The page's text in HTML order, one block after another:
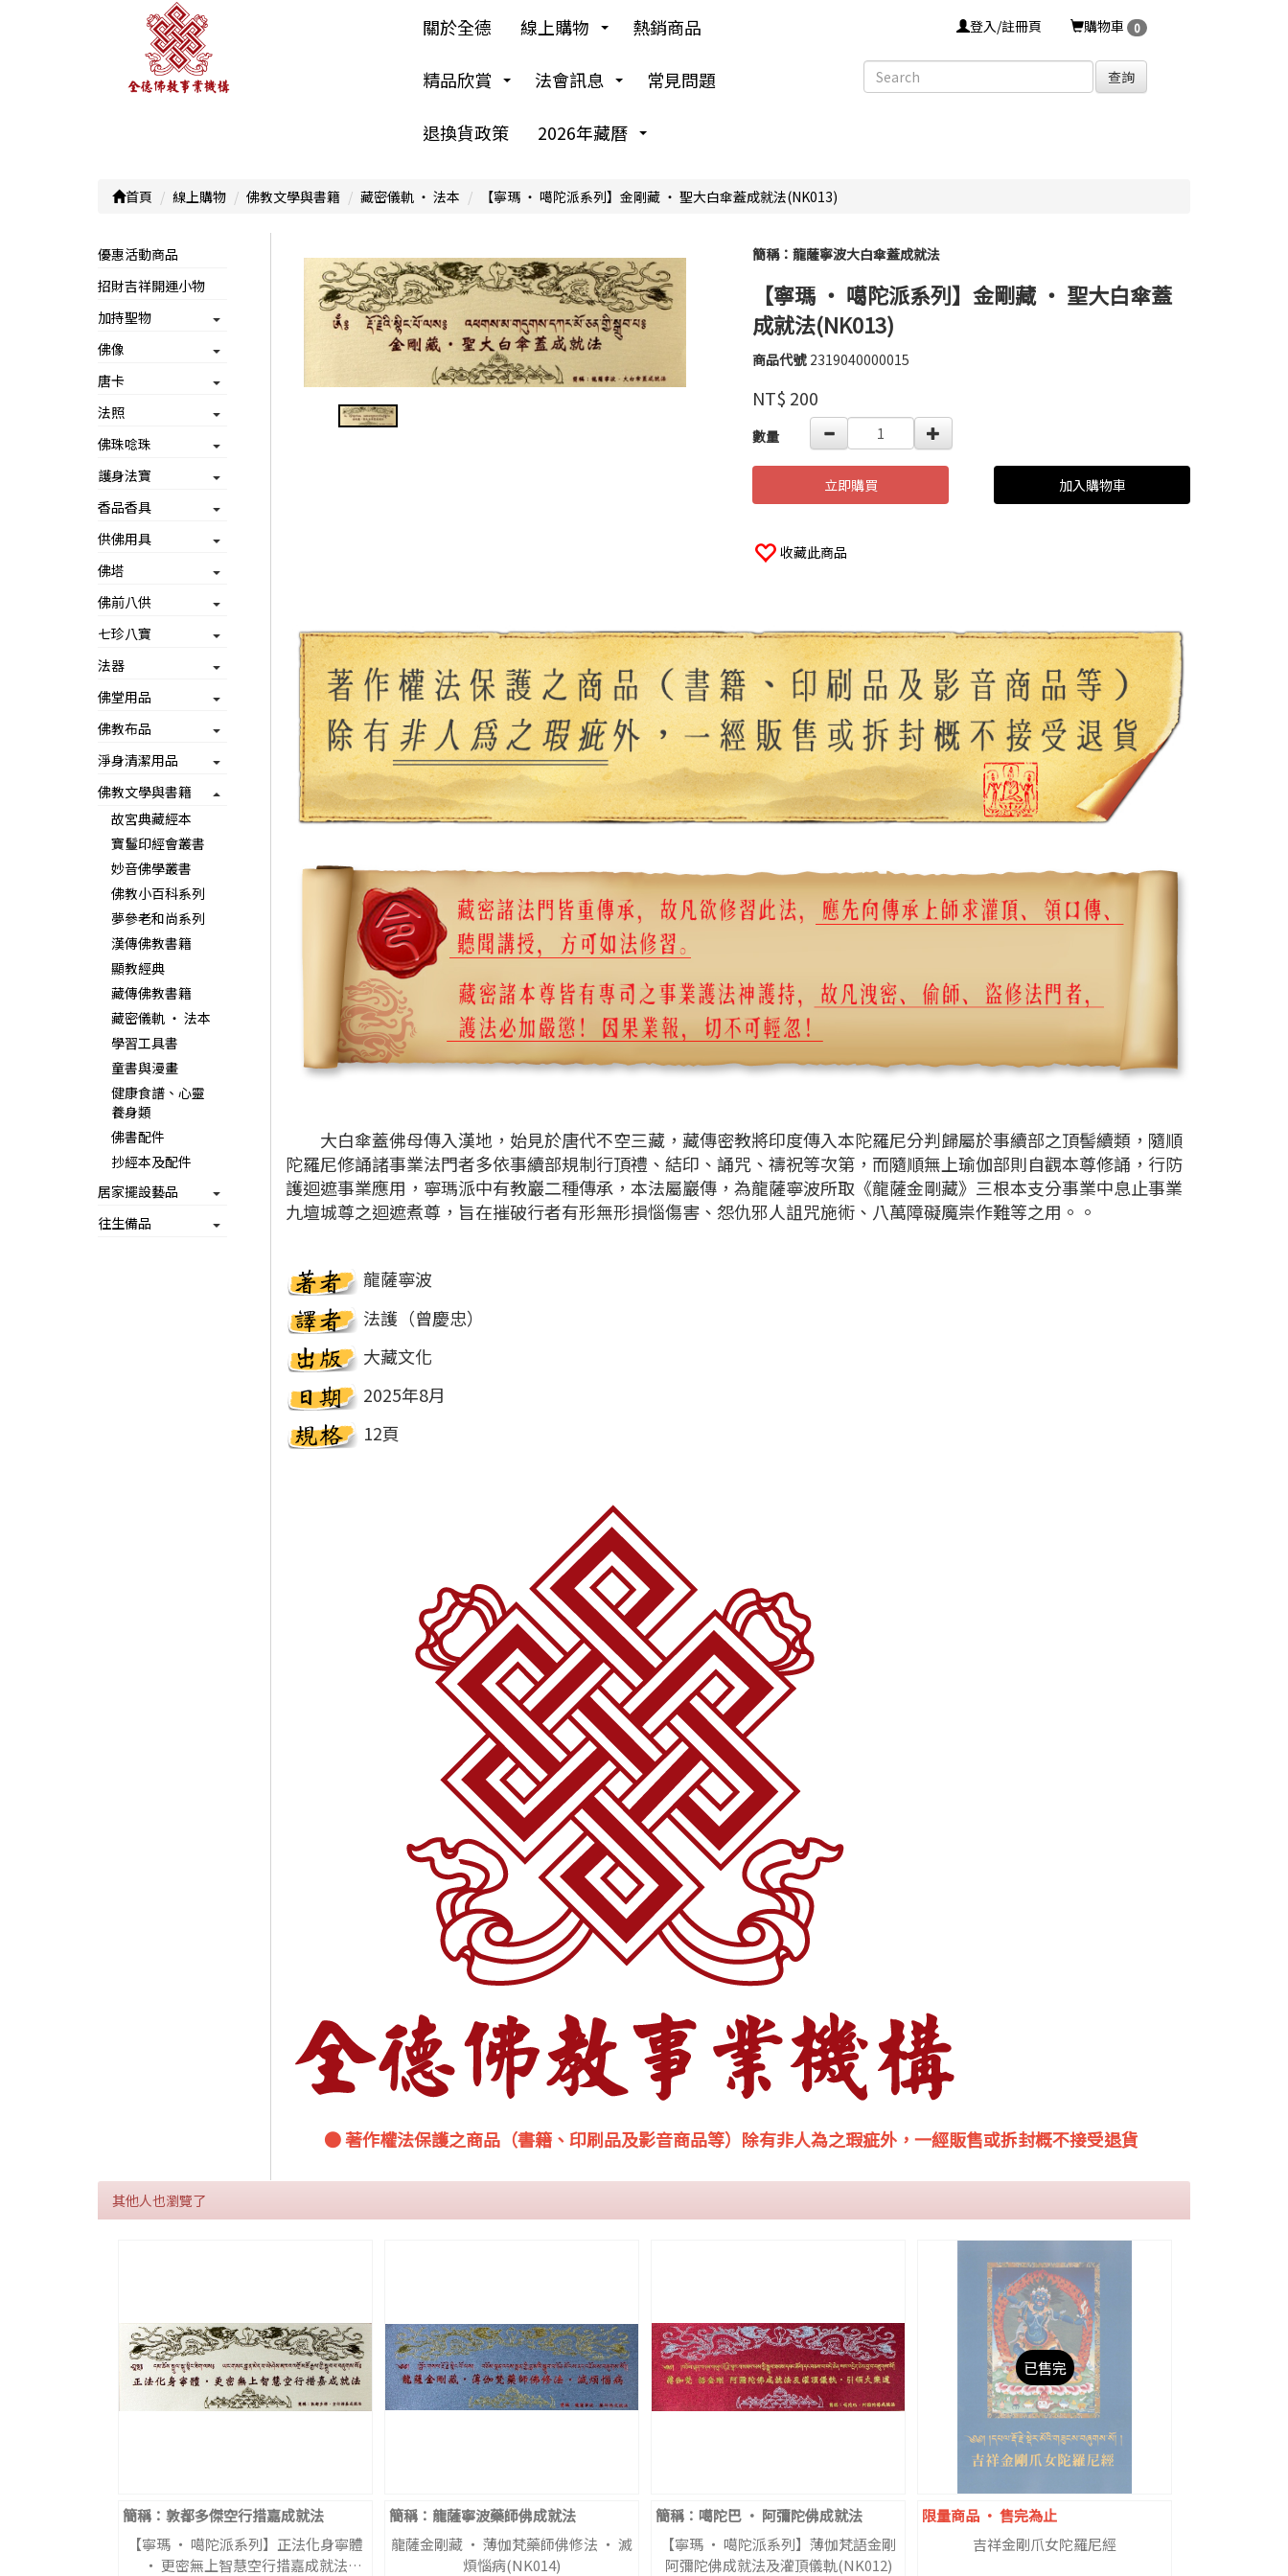
關於全德 線上購物 熱銷商品
精品欣賞 法會訊息 常見問題
退換貨政策 2026年藏曆
登入/註冊頁 購物車 0
查詢
首頁 線上購物 佛教文學與書籍 藏密儀軌 ‧ 法本 【寧瑪 ‧ 噶陀派系列】金剛藏 ‧ 聖大白傘蓋成就法(NK013)
優惠活動商品
招財吉祥開運小物
加持聖物
佛像
唐卡
法照
佛珠唸珠
護身法寶
香品香具
供佛用具
佛塔
佛前八供
七珍八寶
法器
佛堂用品
佛教布品
淨身清潔用品
佛教文學與書籍
故宮典藏經本
寶鬘印經會叢書
妙音佛學叢書
佛教小百科系列
夢參老和尚系列
漢傳佛教書籍
顯教經典
藏傳佛教書籍
藏密儀軌 ‧ 法本
學習工具書
童書與漫畫
健康食譜、心靈
養身類
佛書配件
抄經本及配件
居家擺設藝品
往生備品
簡稱：龍薩寧波大白傘蓋成就法
【寧瑪 ‧ 噶陀派系列】金剛藏 ‧ 聖大白傘蓋
成就法(NK013)
商品代號 2319040000015
2319040000015
品牌
大
文
化
NT$ 200
GOODS000000000000004183607
數量
立即購買 加入購物車
收藏此商品
大白傘蓋佛母傳入漢地，始見於唐代不空三藏，藏傳密教將印度傳入本陀羅尼分判歸屬於事續部之頂髻續類，隨順
陀羅尼修誦諸事業法門者多依事續部規制行頂禮、結印、誦咒、禱祝等次第，而隨順無上瑜伽部則自觀本尊修誦，行防
護迴遮事業應用，寧瑪派中有教巖二種傳承，本法屬巖傳，為龍薩寧波所取《龍薩金剛藏》三根本支分事業中息止事業
九壇城尊之迴遮煮尊，旨在摧破行者有形無形損惱傷害、怨仇邪人詛咒施術、八萬障礙魔祟作難等之用。。
龍薩寧波
法護（曾慶忠）
大藏文化
2025年8月
12頁
● 著作權法保護之商品（書籍、印刷品及影音商品等）除有非人為之瑕疵外，一經販售或拆封概不接受退貨
其他人也瀏覽了
簡稱：敦都多傑空行措嘉成就法
【寧瑪 ‧ 噶陀派系列】正法化身寧體
‧ 更密無上智慧空行措嘉成就法
簡稱：龍薩寧波藥師佛成就法
龍薩金剛藏 ‧ 薄伽梵藥師佛修法 ‧ 滅
煩惱病(NK014)
簡稱：噶陀巴 ‧ 阿彌陀佛成就法
【寧瑪 ‧ 噶陀派系列】薄伽梵語金剛
阿彌陀佛成就法及灌頂儀軌(NK012)
已售完
限量商品 ‧ 售完為止
吉祥金剛爪女陀羅尼經